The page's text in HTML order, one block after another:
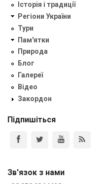
Історія і традиції
Регіони України
Тури
Пам'ятки
Природа
Блог
Галереї
Відео
Закордон
Підпишіться
Зв'язок з нами